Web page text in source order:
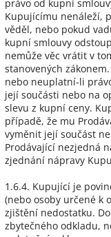
právo od kupní
Kupujícímu nenáleží,
věděl, nebo pokud
kupní smlouvy
nemůže věc vrátit v
stanovených
nebo neuplatní-li
její součásti nebo na
slevu z kupní ceny.
případě, že mu
vyměnit její součást
Prodávající nezjedná
zjednání nápravy
1.6.4. Kupující je
(nebo osoby určené k
zjištění nedostatku.
zbytečného odkladu,